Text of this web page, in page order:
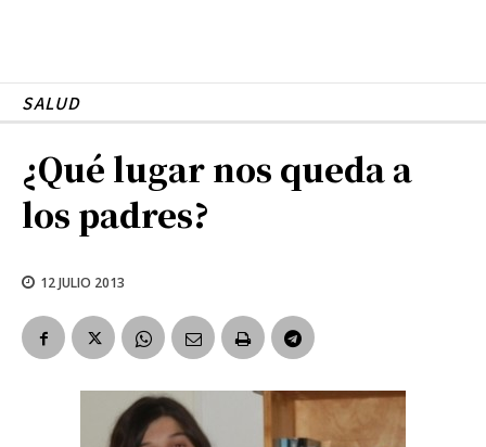
SALUD
¿Qué lugar nos queda a
los padres?
12 JULIO 2013